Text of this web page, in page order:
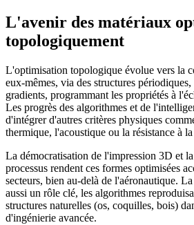
L'avenir des matériaux
topologiquement
L'optimisation topologique évolue vers la
eux-mêmes, via des structures périodiques,
gradients, programmant les propriétés à
Les progrès des algorithmes et de
d'intégrer d'autres critères physiques
thermique, l'acoustique ou la résistance à
La démocratisation de l'impression 3D et
processus rendent ces formes optimisées
secteurs, bien au-delà de l'aéronautique. La
aussi un rôle clé, les algorithmes
structures naturelles (os, coquilles, bois)
d'ingénierie avancée.